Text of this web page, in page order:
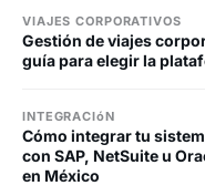
VIAJES CORPORATIVOS
Gestión de viajes
guía para elegir la
INTEGRACIóN
Cómo integrar tu
con SAP, NetSuite u
en México